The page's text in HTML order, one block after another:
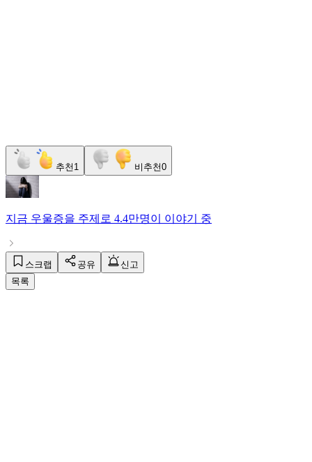
추천 1 비추천0
지금 우울증을 주제로 4.4만명이 이야기 중
스크랩 공유
신고
목록